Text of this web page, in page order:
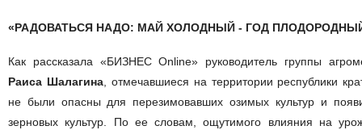
«РАДОВАТЬСЯ НАДО: МАЙ ХОЛОДНЫЙ - ГОД
Как рассказала «БИЗНЕС Online» руководитель группы
Раиса Шалагина, отмечавшиеся на территории республики
не были опасны для перезимовавших озимых культур и
зерновых культур. По ее словам, ощутимого влияния на